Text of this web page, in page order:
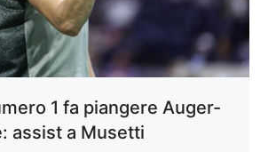
1 fa piangere Auger-
assist a Musetti